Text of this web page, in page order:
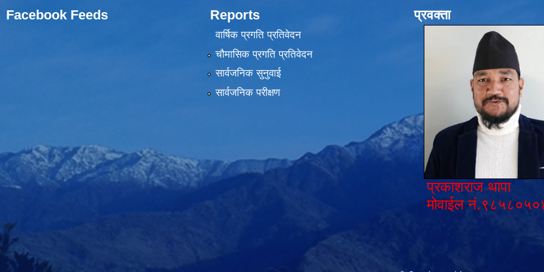
Facebook Feeds Reports
वार्षिक प्रगति प्रतिवेदन
चौमासिक प्रगति प्रतिवेदन
सार्वजनिक सुनुवाई
सार्वजनिक परीक्षण
प्रवक्ता
प्रकाशराज थापा
मोवाईल